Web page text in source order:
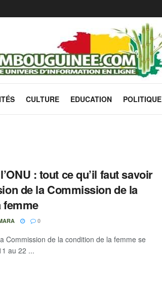
CULTURE EDUCATION POLITIQUE
: tout ce qu’il faut savoir
de la Commission de la
femme
0
Commission de la condition de la femme se
au 22 ...